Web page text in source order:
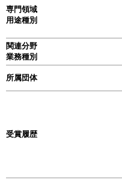
専門領域
用途種別
関連分野
業務種別
所属団体
受賞履歴